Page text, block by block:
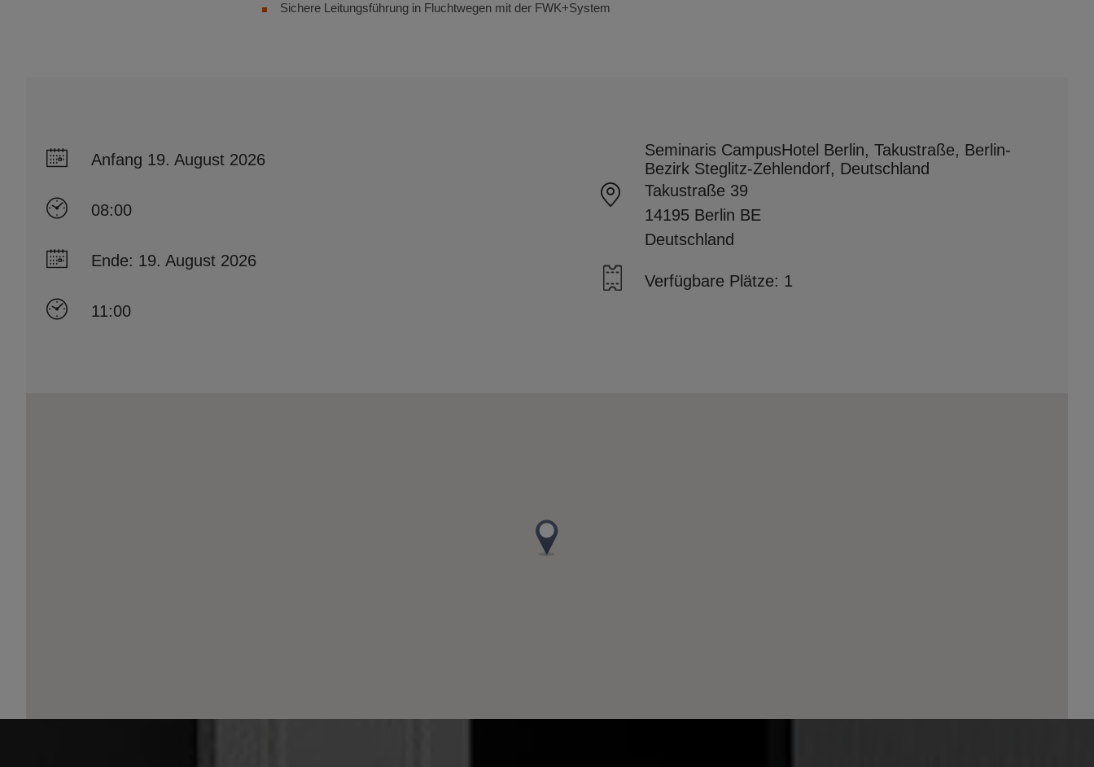
Sichere Leitungsführung in Fluchtwegen mit der FWK+System
Anfang 19. August 2026
08:00
Ende: 19. August 2026
11:00
Seminaris CampusHotel Berlin, Takustraße, Berlin-
Bezirk Steglitz-Zehlendorf, Deutschland
Takustraße 39
14195 Berlin BE
Deutschland
Verfügbare Plätze: 1